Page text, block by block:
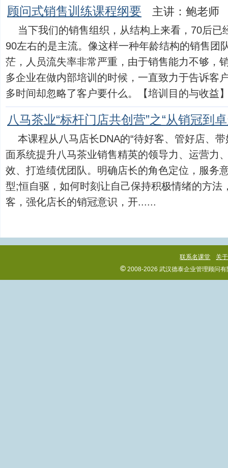
顾问式销售训练课程纲要 主讲：鲍老师
当下我们的销售组织，从结构上来看，70后已
90左右的是主流。像这样一种年龄结构的销售团
茫，人员流失率非常严重，由于销售能力不够，
多企业在做内部培训的时候，一直致力于告诉客
多时间却忽略了客户要什么。【培训目的与收益
八马茶业“标杆门店共创营”之“从销冠到
本课程从八马店长DNA的“待好客、管好店、
面系统提升八马茶业销售精英的领导力、运营力
效、打造绩优团队。明确店长的角色定位，服务
型;恒自驱，如何时刻让自己保持积极情绪的方法
客，强化店长的销冠意识，开......
联系名课堂 关
© 2008-2026 武汉德泰企业管理顾问